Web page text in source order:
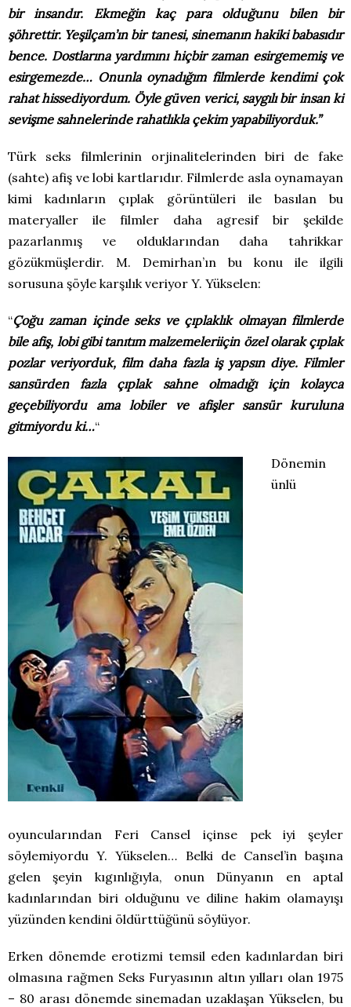
bir insandır. Ekmeğin kaç para olduğunu bilen bir
şöhrettir. Yeşilçam’ın bir tanesi, sinemanın hakiki babasıdır
bence. Dostlarına yardımını hiçbir zaman esirgememiş ve
esirgemezde… Onunla oynadığım filmlerde kendimi çok
rahat hissediyordum. Öyle güven verici, saygılı bir insan ki
sevişme sahnelerinde rahatlıkla çekim yapabiliyorduk.”
Türk seks filmlerinin orjinalitelerinden biri de fake
(sahte) afiş ve lobi kartlarıdır. Filmlerde asla oynamayan
kimi kadınların çıplak görüntüleri ile basılan bu
materyaller ile filmler daha agresif bir şekilde
pazarlanmış ve olduklarından daha tahrikkar
gözükmüşlerdir. M. Demirhan’ın bu konu ile ilgili
sorusuna şöyle karşılık veriyor Y. Yükselen:
“Çoğu zaman içinde seks ve çıplaklık olmayan filmlerde
bile afiş, lobi gibi tanıtım malzemeleriiçin özel olarak çıplak
pozlar veriyorduk, film daha fazla iş yapsın diye. Filmler
sansürden fazla çıplak sahne olmadığı için kolayca
geçebiliyordu ama lobiler ve afişler sansür kuruluna
gitmiyordu ki…“
Dönemin
ünlü
oyuncularından Feri Cansel içinse pek iyi şeyler
söylemiyordu Y. Yükselen… Belki de Cansel’in başına
gelen şeyin kıgınlığıyla, onun Dünyanın en aptal
kadınlarından biri olduğunu ve diline hakim olamayışı
yüzünden kendini öldürttüğünü söylüyor.
Erken dönemde erotizmi temsil eden kadınlardan biri
olmasına rağmen Seks Furyasının altın yılları olan 1975
– 80 arası dönemde sinemadan uzaklaşan Yükselen, bu